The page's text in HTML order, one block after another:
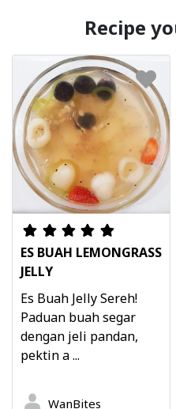
Recipe
ES BUAH LEMONGRASS
JELLY
Es Buah Jelly Sereh!
Paduan buah segar
dengan jeli pandan,
pektin a ...
WanBites